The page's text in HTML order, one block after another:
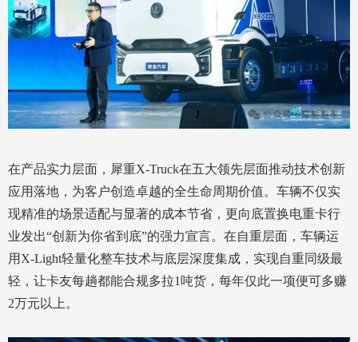
在产品实力层面，犀重X-Truck在五大领先层面推动技术创新
应用落地，为客户创造卓越的全生命周期价值。车辆不仅实
现精准的场景适配与显著的成本节省，更向底置换电重卡行
业发出“创新为你省到底”的强力宣言。在自重层面，车辆运
用X-Light轻量化整车技术与底层深度集成，实现自重同级最
轻，让卡友每趟都能合规多拉1吨货，每年仅此一项便可多赚
2万元以上。